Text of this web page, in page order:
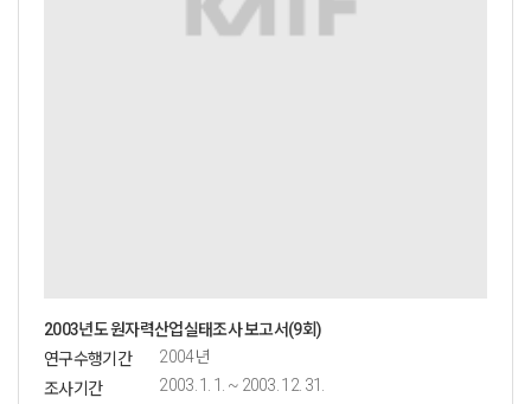
2003년도 원자력산업실태조사 보고서(9회)
연구수행기간
2004년
조사기간
2003. 1. 1. ~ 2003. 12. 31.